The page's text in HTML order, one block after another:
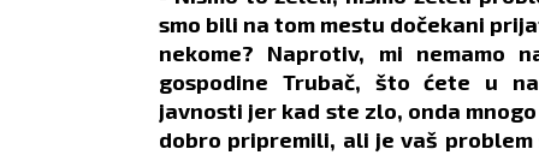
smo bili na tom mestu dočekani
nekome? Naprotiv, mi nemamo
gospodine Trubač, što ćete u
javnosti jer kad ste zlo, onda
dobro pripremili, ali je vaš
LJUBAV:Današnji izlazak s
partnerom može u početku
biti prijatan, ali se može
okončati ljubomornim
scenama.
ZDRAVLJE:Vrtoglavica.
koja